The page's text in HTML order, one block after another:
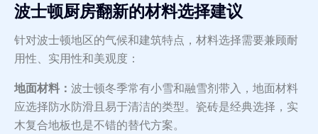
波士顿厨房翻新的材料选择建议
针对波士顿地区的气候和建筑特点，材料选择需要兼顾耐
用性、实用性和美观度：
地面材料： 波士顿冬季常有小雪和融雪剂带入，地面材料
应选择防水防滑且易于清洁的类型。瓷砖是经典选择，实
木复合地板也是不错的替代方案。